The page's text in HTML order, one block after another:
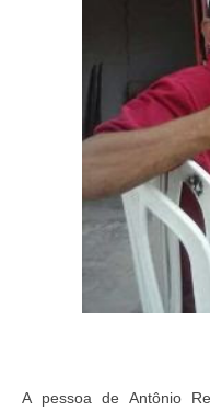
A pessoa de Antônio